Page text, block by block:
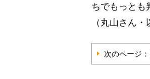
ちでもっとも
（丸山さん・
次のページ